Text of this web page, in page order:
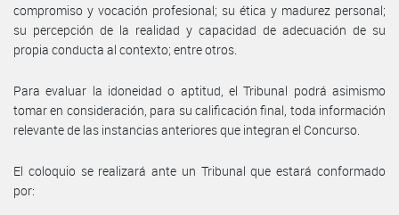
compromiso y vocación profesional; su ética y madurez personal;
su percepción de la realidad y capacidad de adecuación de su
propia conducta al contexto; entre otros.
Para evaluar la idoneidad o aptitud, el Tribunal podrá asimismo
tomar en consideración, para su calificación final, toda información
relevante de las instancias anteriores que integran el Concurso.
El coloquio se realizará ante un Tribunal que estará conformado
por: